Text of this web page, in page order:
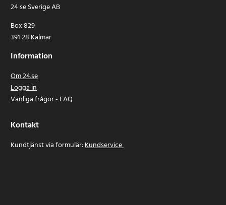
24 se Sverige AB
Box 829
391 28 Kalmar
Information
Om 24.se
Logga in
Vanliga frågor - FAQ
Kontakt
Kundtjänst via formulär:Kundservice